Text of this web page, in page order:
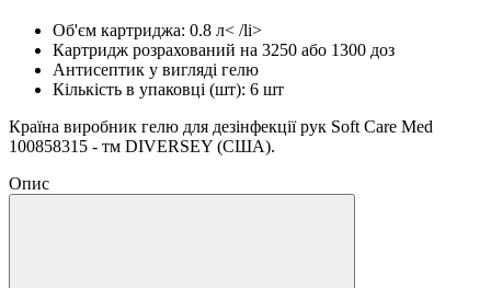
Об'єм картриджа: 0.8 л< /li>
Картридж розрахований на 3250 або 1300 доз
Антисептик у вигляді гелю
Кількість в упаковці (шт): 6 шт
Країна виробник гелю для дезінфекції рук Soft Care Med
100858315 - тм DIVERSEY (США).
Опис